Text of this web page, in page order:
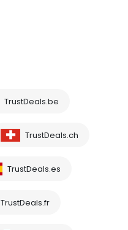
TrustDeals.be
TrustDeals.ch
TrustDeals.es
TrustDeals.fr